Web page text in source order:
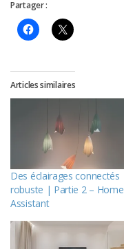
Partager :
Articles similaires
Des éclairages connectés
robuste | Partie 2 – Home
Assistant